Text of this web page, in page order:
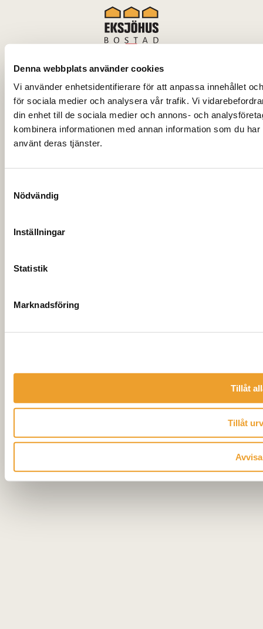
Denna webbplats använder cookies
Vi använder enhetsidentifierare för att anpassa innehållet
för sociala medier och analysera vår trafik. Vi
din enhet till de sociala medier och annons- och
kombinera informationen med annan information som du
använt deras tjänster.
Nödvändig
Inställningar
Statistik
Marknadsföring
Tillåt
Tillåt
Avvisa
Genomföra projekt
Visselblåsartjänst
Dataskyddspolicy